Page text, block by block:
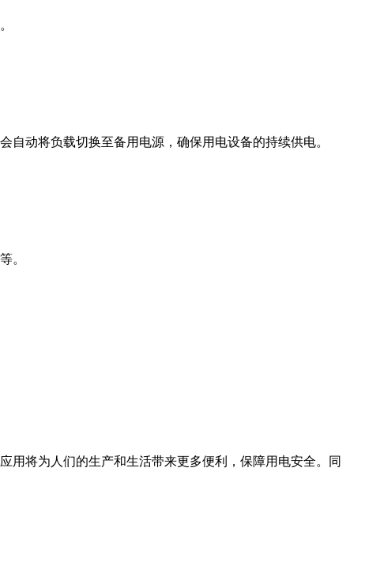
动将负载切换至备用电源，确保用电设备的持续供电。
。
用将为人们的生产和生活带来更多便利，保障用电安全。同